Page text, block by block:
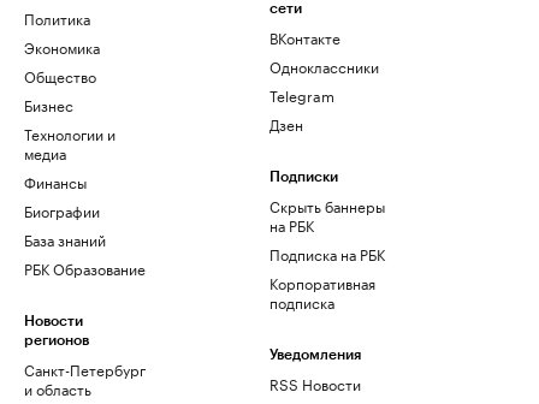
Политика
Экономика
Общество
Бизнес
Технологии и
медиа
Финансы
Биографии
База знаний
РБК Образование
Новости
регионов
Санкт-Петербург
и область
сети
ВКонтакте
Одноклассники
Telegram
Дзен
Подписки
Скрыть баннеры
на РБК
Подписка на РБК
Корпоративная
подписка
Уведомления
RSS Новости